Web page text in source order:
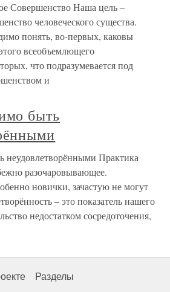
Совершенство Наша цель –
человеческого существа.
понять, во-первых, каковы
всеобъемлющего
что подразумевается под
и
быть
неудовлетворёнными Практика
разочаровывающее.
новички, зачастую не могут
– это показатель нашего
недостатком сосредоточения,
Разделы